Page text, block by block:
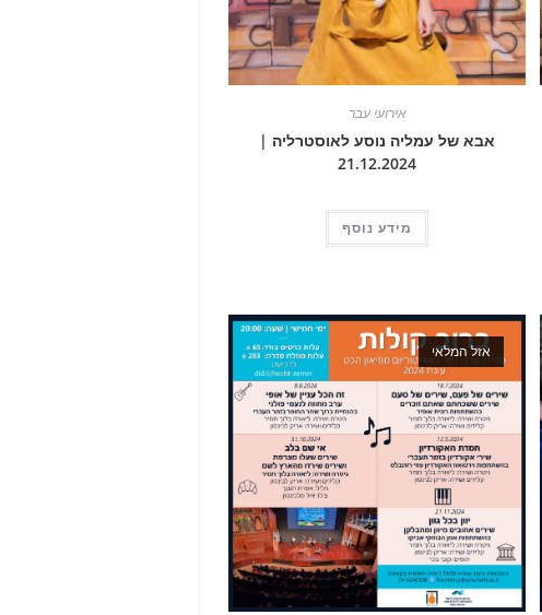
אירועי עבר
אבא של עמליה נוסע לאוסטרליה |
21.12.2024
מידע נוסף
אזל המלאי